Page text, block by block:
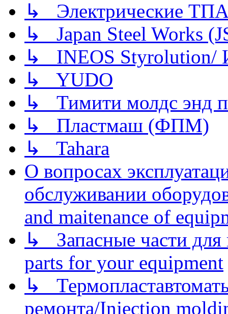
↳ Электрические
↳ Japan Steel Works
↳ INEOS
↳ YUDO
↳ Тимити молдс энд
↳ Пластмаш (ФПМ)
↳ Tahara
О вопросах
обслуживании
and maitenance of
↳ Запасные части для
parts for your equipment
↳
ремонта/Injection